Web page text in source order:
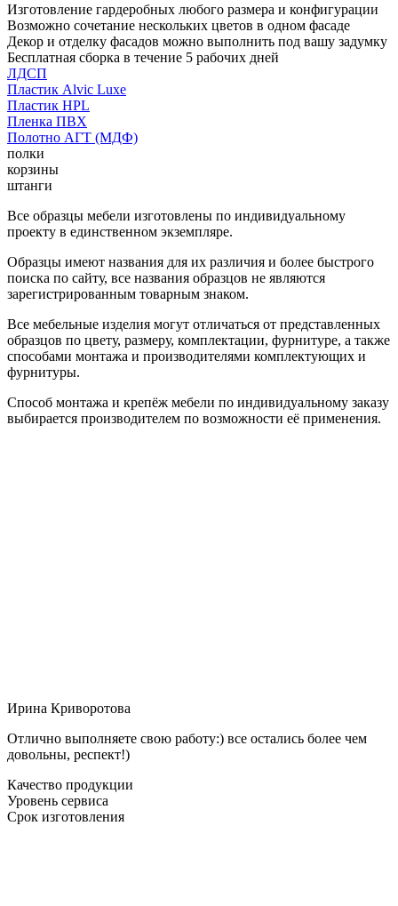
Изготовление гардеробных любого размера и конфигурации
Возможно сочетание нескольких цветов в одном фасаде
Декор и отделку фасадов можно выполнить под вашу задумку
Бесплатная сборка в течение 5 рабочих дней
ЛДСП
Пластик Alvic Luxe
Пластик HPL
Пленка ПВХ
Полотно АГТ (МДФ)
полки
корзины
штанги
Все образцы мебели изготовлены по индивидуальному
проекту в единственном экземпляре.
Образцы имеют названия для их различия и более быстрого
поиска по сайту, все названия образцов не являются
зарегистрированным товарным знаком.
Все мебельные изделия могут отличаться от представленных
образцов по цвету, размеру, комплектации, фурнитуре, а также
способами монтажа и производителями комплектующих и
фурнитуры.
Способ монтажа и крепёж мебели по индивидуальному заказу
выбирается производителем по возможности её применения.
Ирина Криворотова
Отлично выполняете свою работу:) все остались более чем
довольны, респект!)
Качество продукции
Уровень сервиса
Срок изготовления